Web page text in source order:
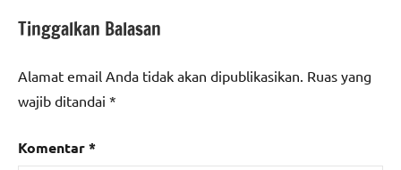
Tinggalkan Balasan
Alamat email Anda tidak akan dipublikasikan. Ruas yang
wajib ditandai *
Komentar*